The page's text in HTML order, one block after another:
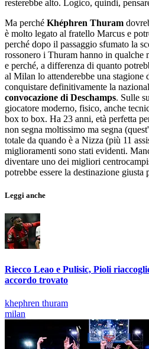
resterebbe alto. Logico, quindi,
Ma perché Khéphren Thuram
è molto legato al fratello Marcus e
perché dopo il passaggio sfumato la
rossonero i Thuram hanno in
e perché, a differenza di quanto
al Milan lo attenderebbe una stagione
conquistare definitivamente la
convocazione di Deschamps. Sulle
giocatore moderno, fisico, anche
box to box. Ha 23 anni, età perfetta
non segna moltissimo ma segna
totale da quando è a Nizza (più 11
miglioramenti sono stati evidenti.
diventare uno dei migliori
potrebbe essere la destinazione giusta
Leggi anche
Riecco Leao e Pulisic, Pioli
accordo trovato
khephren thuram
milan